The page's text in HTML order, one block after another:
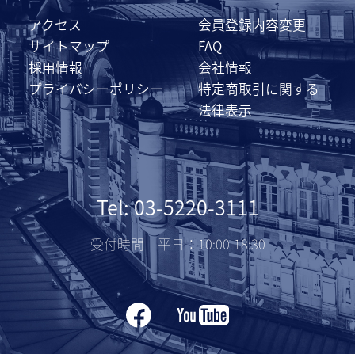
アクセス
会員登録内容変更
サイトマップ
FAQ
採用情報
会社情報
プライバシーポリシー
特定商取引に関する
法律表示
Tel: 03-5220-3111
受付時間 平日：10:00-18:30